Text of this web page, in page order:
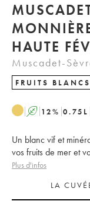
Muscadet-
FRUITS BLANCS
A 12% 0.75 L
Un blanc vif et
vos fruits de mer et
Plus d'infos
LA